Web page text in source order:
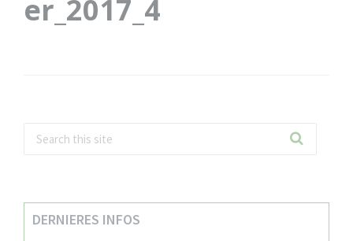
er_2017_4
DERNIERES INFOS